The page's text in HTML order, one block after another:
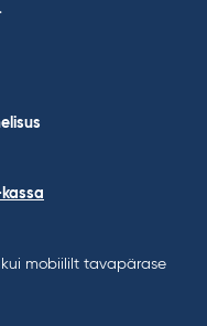
mobiililt tavapärase